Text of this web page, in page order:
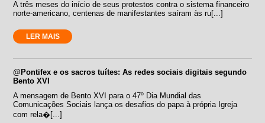
A três meses do início de seus protestos contra o sistema financeiro
norte-americano, centenas de manifestantes saíram às ru[...]
LER MAIS
@Pontifex e os sacros tuítes: As redes sociais digitais segundo
Bento XVI
A mensagem de Bento XVI para o 47º Dia Mundial das
Comunicações Sociais lança os desafios do papa à própria Igreja
com rela�[...]